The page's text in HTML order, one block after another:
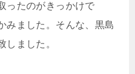
ったのがきっかけで
みました。そんな、黒島
しました。